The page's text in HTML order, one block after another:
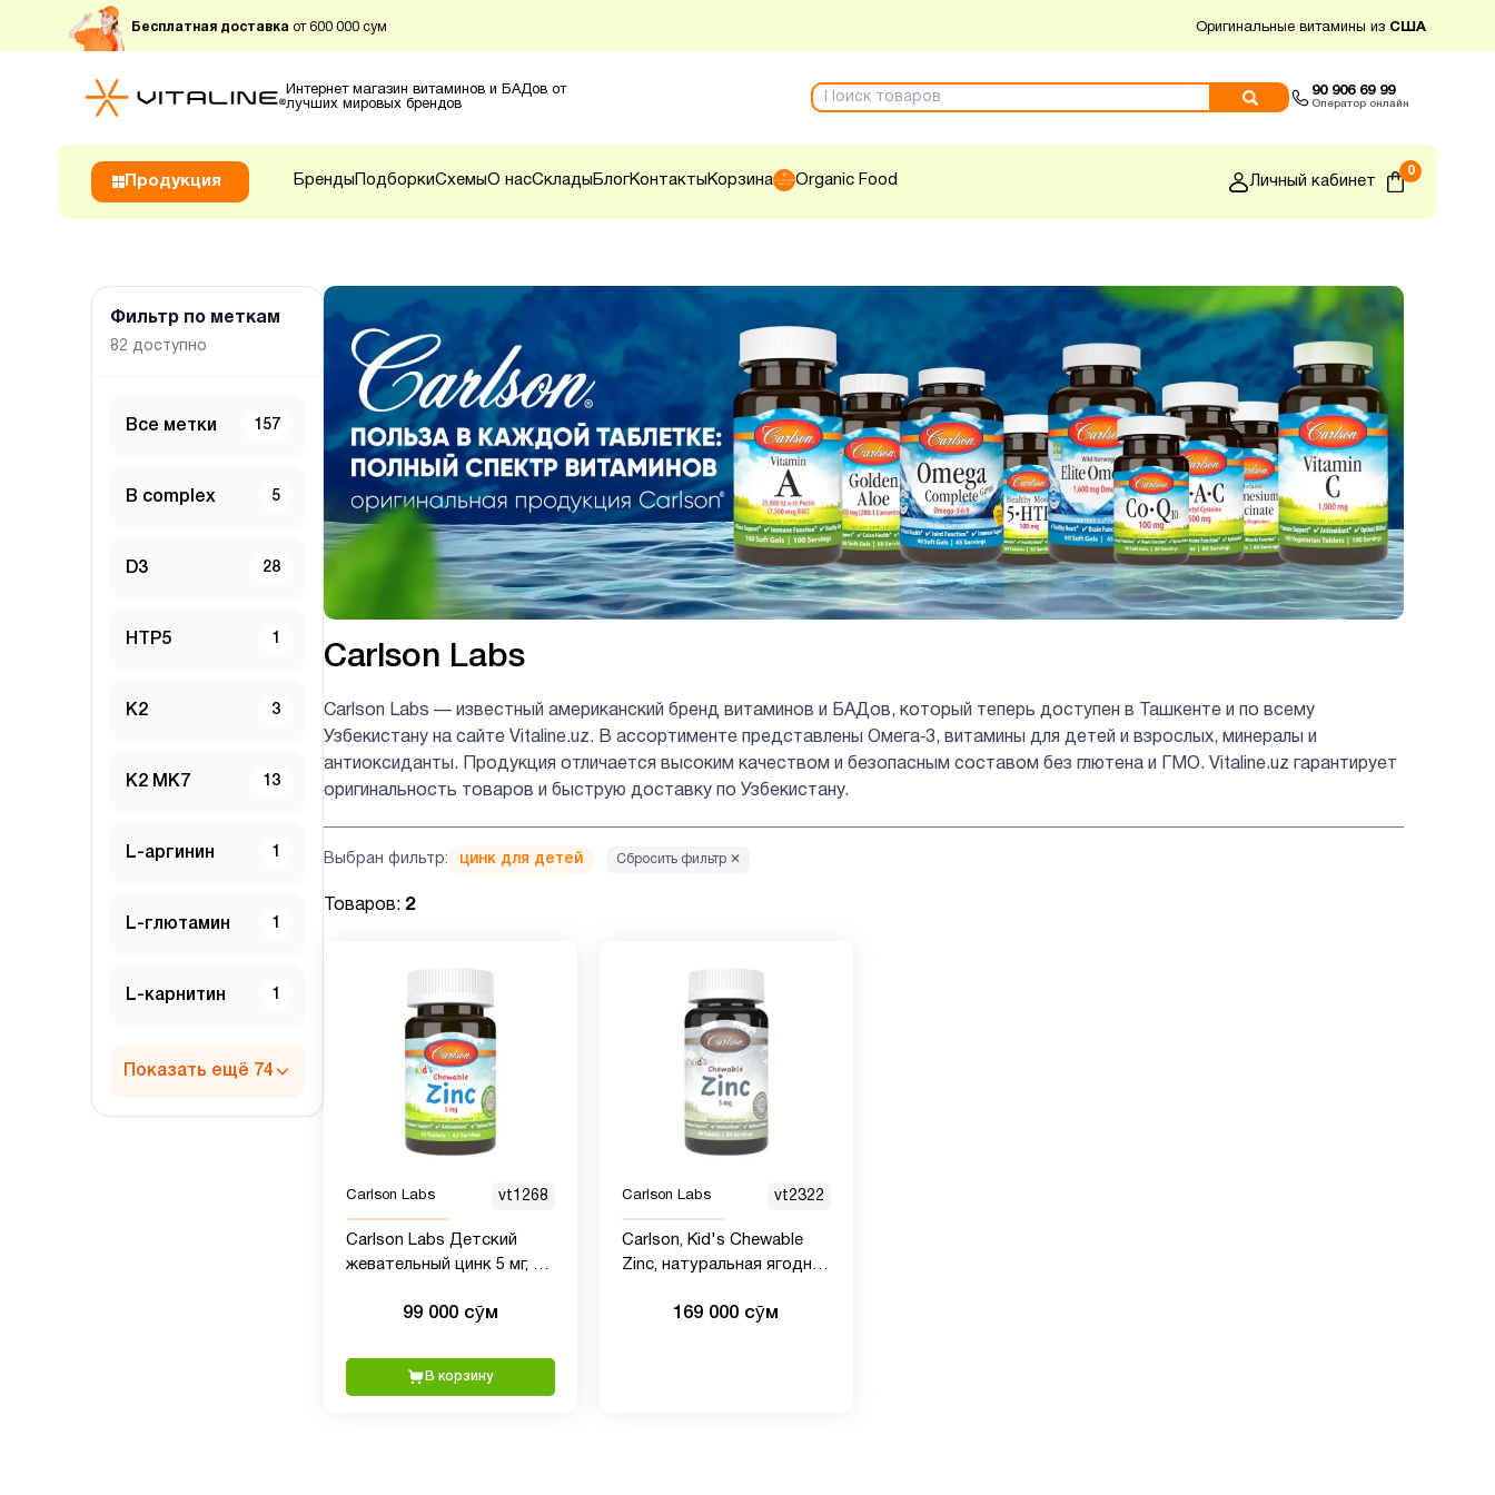
Бесплатная доставка от 600 000 сум Оригинальные витамины из США
Интернет магазин витаминов и БАДов от
лучших мировых брендов
90 906 69 99
Оператор онлайн
Продукция Бренды ПодборкиСхемыО насСклады БлогКонтакты Корзина Organic Food Личный кабинет
0
Фильтр по меткам
82 доступно
Все метки 157
B complex 5
D3 28
HTP5 1
K2 3
K2 MK7 13
L-аргинин 1
L-глютамин 1
L-карнитин 1
Показать ещё 74
Carlson Labs
Carlson Labs — известный американский бренд витаминов и БАДов, который теперь доступен в Ташкенте и по всему
Узбекистану на сайте Vitaline.uz. В ассортименте представлены Омега‑3, витамины для детей и взрослых, минералы и
антиоксиданты. Продукция отличается высоким качеством и безопасным составом без глютена и ГМО. Vitaline.uz гарантирует
оригинальность товаров и быструю доставку по Узбекистану.
Выбран фильтр: цинк для детей Сбросить фильтр ✕
Товаров: 2
Carlson Labs vt1268
Carlson Labs Детский
жевательный цинк 5 мг, 42
99 000 сӯм
В корзину
Carlson Labs vt2322
Carlson, Kid's Chewable
Zinc, натуральная ягодная
169 000 сӯм